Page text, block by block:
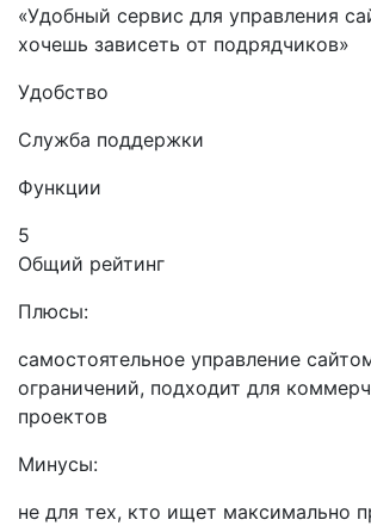
«Удобный сервис для управления
хочешь зависеть от подрядчиков»
Удобство
Служба поддержки
Функции
5
Общий рейтинг
Плюсы:
самостоятельное управление
ограничений, подходит для
проектов
Минусы:
не для тех, кто ищет максимально